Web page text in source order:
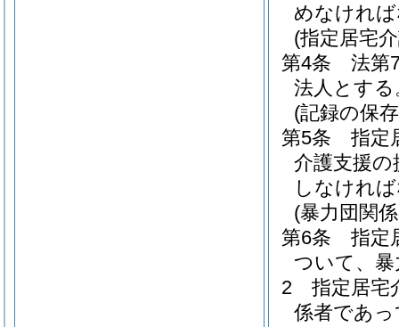
めなけれ
(指定居宅
第4条
法第
法人とする
(記録の保
第5条
指定
介護支援
しなけれ
(暴力団関
第6条
指定
ついて、
2
指定居宅
係者であ